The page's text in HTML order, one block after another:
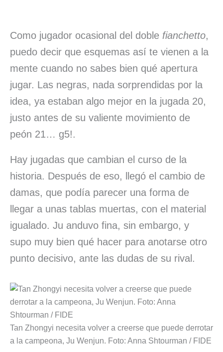
Como jugador ocasional del doble fianchetto,
puedo decir que esquemas así te vienen a la
mente cuando no sabes bien qué apertura
jugar. Las negras, nada sorprendidas por la
idea, ya estaban algo mejor en la jugada 20,
justo antes de su valiente movimiento de
peón 21… g5!.
Hay jugadas que cambian el curso de la
historia. Después de eso, llegó el cambio de
damas, que podía parecer una forma de
llegar a unas tablas muertas, con el material
igualado. Ju anduvo fina, sin embargo, y
supo muy bien qué hacer para anotarse otro
punto decisivo, ante las dudas de su rival.
Tan Zhongyi necesita volver a creerse que puede derrotar
a la campeona, Ju Wenjun. Foto: Anna Shtourman / FIDE